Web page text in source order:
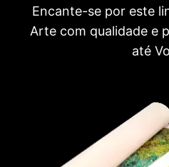
Encante-se por este
Arte com qualidade e
até